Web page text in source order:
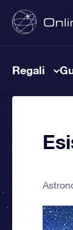
Regali